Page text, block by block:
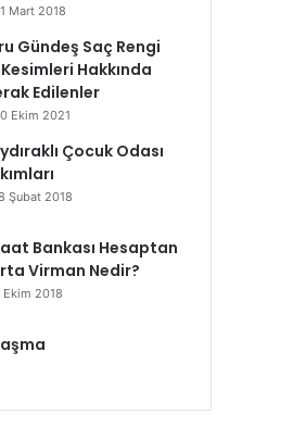
Mart 2018
Gündeş Saç Rengi
Hakkında
Edilenler
Ekim 2021
Çocuk Odası
Şubat 2018
Bankası Hesaptan
Virman Nedir?
Ekim 2018